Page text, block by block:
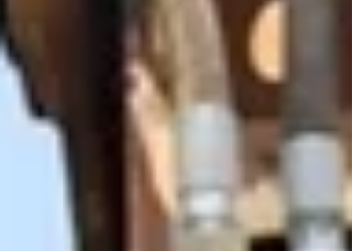
y cartel artístico. Como parte de las festividad